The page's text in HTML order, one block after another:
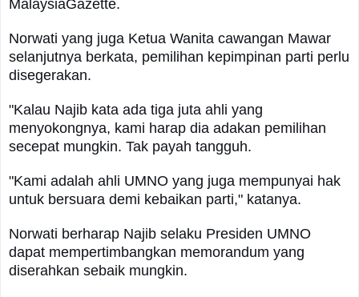
MalaysiaGazette.
Norwati yang juga Ketua Wanita cawangan Mawar
selanjutnya berkata, pemilihan kepimpinan parti perlu
disegerakan.
"Kalau Najib kata ada tiga juta ahli yang
menyokongnya, kami harap dia adakan pemilihan
secepat mungkin. Tak payah tangguh.
"Kami adalah ahli UMNO yang juga mempunyai hak
untuk bersuara demi kebaikan parti," katanya.
Norwati berharap Najib selaku Presiden UMNO
dapat mempertimbangkan memorandum yang
diserahkan sebaik mungkin.